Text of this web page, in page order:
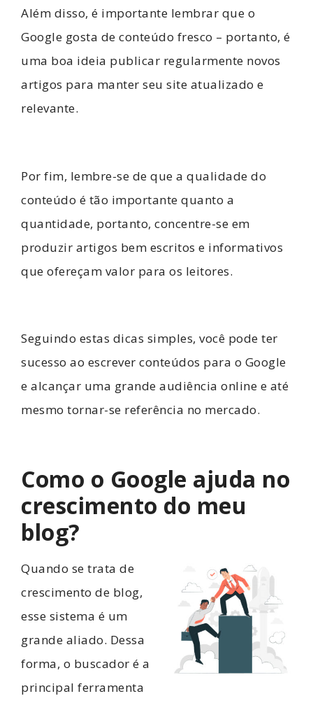
Além disso, é importante lembrar que o
Google gosta de conteúdo fresco – portanto, é
uma boa ideia publicar regularmente novos
artigos para manter seu site atualizado e
relevante.
Por fim, lembre-se de que a qualidade do
conteúdo é tão importante quanto a
quantidade, portanto, concentre-se em
produzir artigos bem escritos e informativos
que ofereçam valor para os leitores.
Seguindo estas dicas simples, você pode ter
sucesso ao escrever conteúdos para o Google
e alcançar uma grande audiência online e até
mesmo tornar-se referência no mercado.
Como o Google ajuda no
crescimento do meu
blog?
Quando se trata de
crescimento de blog,
esse sistema é um
grande aliado. Dessa
forma, o buscador é a
principal ferramenta